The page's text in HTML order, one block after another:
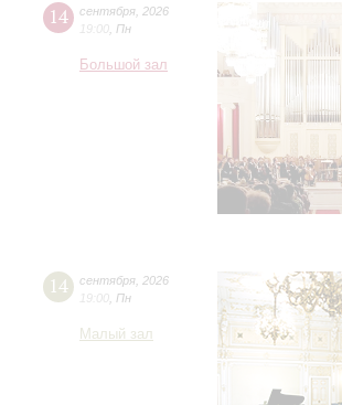
14 сентября 2026
19:00 Пн
Большой зал
14 сентября 2026
19:00 Пн
Малый зал